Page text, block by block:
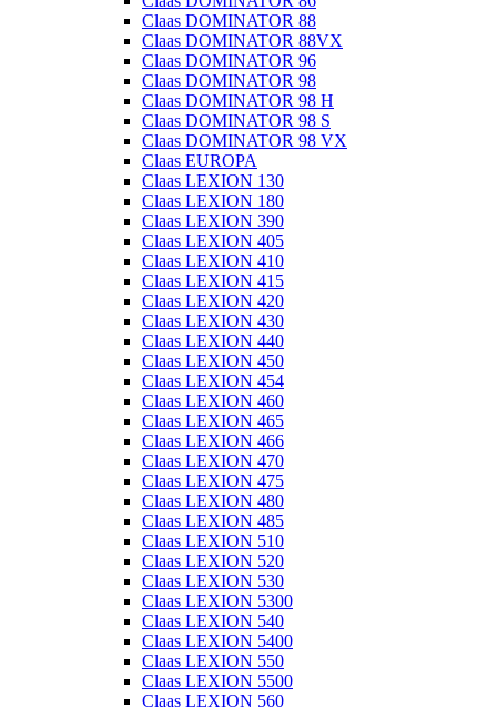
Claas DOMINATOR 88
Claas DOMINATOR 88VX
Claas DOMINATOR 96
Claas DOMINATOR 98
Claas DOMINATOR 98 H
Claas DOMINATOR 98 S
Claas DOMINATOR 98 VX
Claas EUROPA
Claas LEXION 130
Claas LEXION 180
Claas LEXION 390
Claas LEXION 405
Claas LEXION 410
Claas LEXION 415
Claas LEXION 420
Claas LEXION 430
Claas LEXION 440
Claas LEXION 450
Claas LEXION 454
Claas LEXION 460
Claas LEXION 465
Claas LEXION 466
Claas LEXION 470
Claas LEXION 475
Claas LEXION 480
Claas LEXION 485
Claas LEXION 510
Claas LEXION 520
Claas LEXION 530
Claas LEXION 5300
Claas LEXION 540
Claas LEXION 5400
Claas LEXION 550
Claas LEXION 5500
Claas LEXION 560